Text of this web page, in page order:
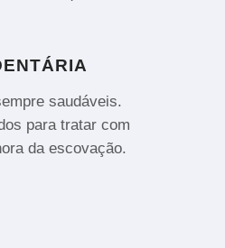
saudáveis.
para tratar com
da escovação.